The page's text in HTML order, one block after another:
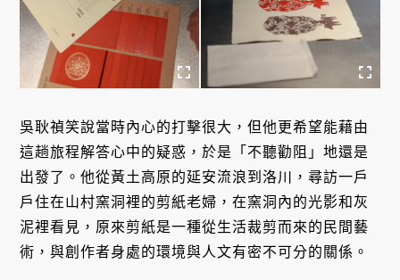
吳耿禎笑說當時內心的打擊很大，但他更希望能藉由
這趟旅程解答心中的疑惑，於是「不聽勸阻」地還是
出發了。他從黃土高原的延安流浪到洛川，尋訪一戶
戶住在山村窯洞裡的剪紙老婦，在窯洞內的光影和灰
泥裡看見，原來剪紙是一種從生活裁剪而來的民間藝
術，與創作者身處的環境與人文有密不可分的關係。